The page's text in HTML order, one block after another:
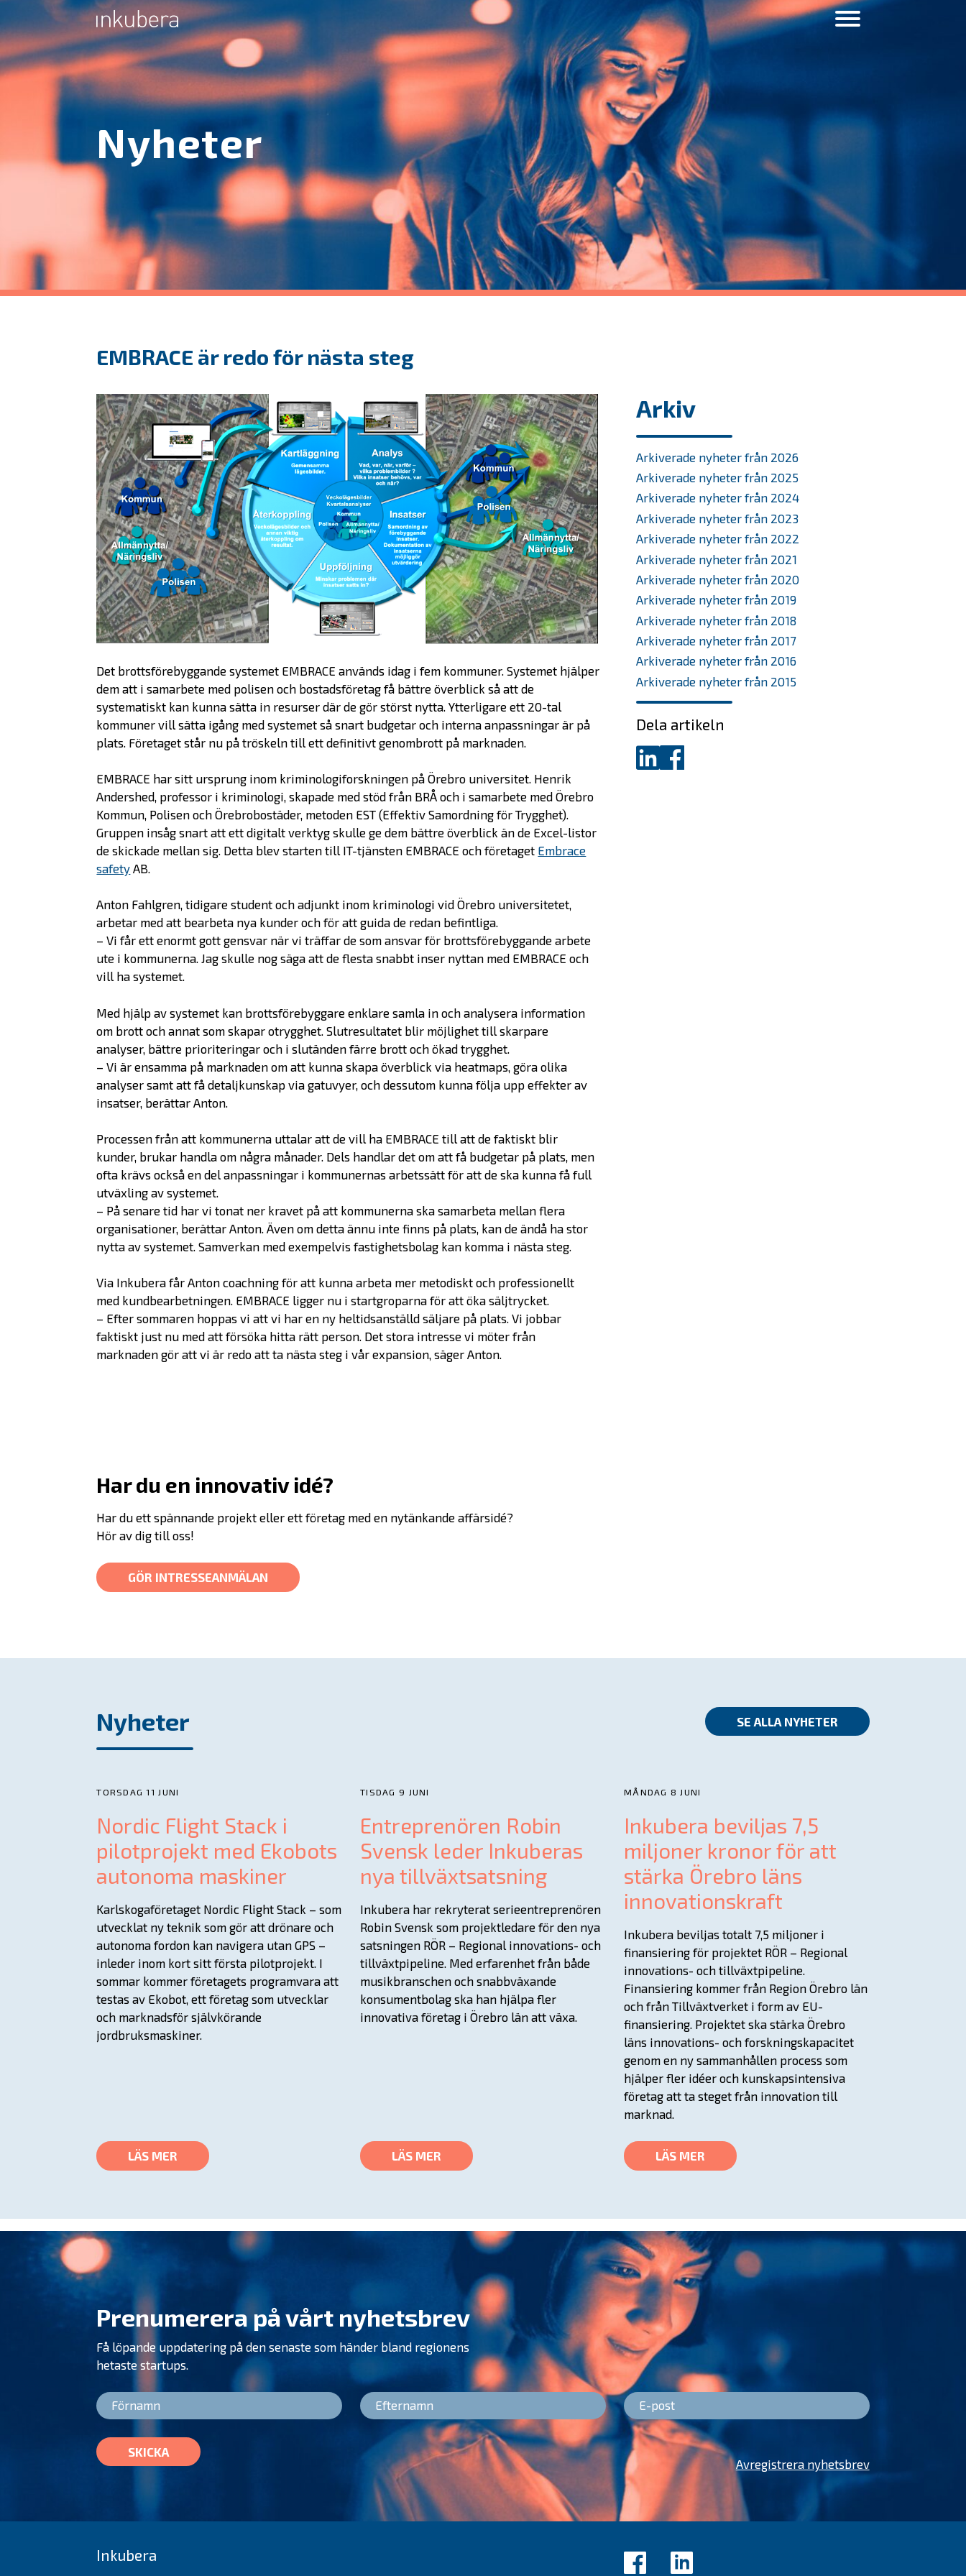
Erbjudande
Prepare
Startup
Startup Life Science
Scaleup
Om oss
Bolagen
Alumner
Nyheter
EMBRACE är redo för nästa steg
Det brottsförebyggande systemet EMBRACE används idag i fem kommuner. Systemet hjälper
dem att i samarbete med polisen och bostadsföretag få bättre överblick så att de
systematiskt kan kunna sätta in resurser där de gör störst nytta. Ytterligare ett 20-tal
kommuner vill sätta igång med systemet så snart budgetar och interna anpassningar är på
plats. Företaget står nu på tröskeln till ett definitivt genombrott på marknaden.
EMBRACE har sitt ursprung inom kriminologiforskningen på Örebro universitet. Henrik
Andershed, professor i kriminologi, skapade med stöd från BRÅ och i samarbete med Örebro
Kommun, Polisen och Örebrobostäder, metoden EST (Effektiv Samordning för Trygghet).
Gruppen insåg snart att ett digitalt verktyg skulle ge dem bättre överblick än de Excel-listor
de skickade mellan sig. Detta blev starten till IT-tjänsten EMBRACE och företaget Embrace
safety AB.
Anton Fahlgren, tidigare student och adjunkt inom kriminologi vid Örebro universitetet,
arbetar med att bearbeta nya kunder och för att guida de redan befintliga.
– Vi får ett enormt gott gensvar när vi träffar de som ansvar för brottsförebyggande arbete
ute i kommunerna. Jag skulle nog säga att de flesta snabbt inser nyttan med EMBRACE och
vill ha systemet.
Med hjälp av systemet kan brottsförebyggare enklare samla in och analysera information
om brott och annat som skapar otrygghet. Slutresultatet blir möjlighet till skarpare
analyser, bättre prioriteringar och i slutänden färre brott och ökad trygghet.
– Vi är ensamma på marknaden om att kunna skapa överblick via heatmaps, göra olika
analyser samt att få detaljkunskap via gatuvyer, och dessutom kunna följa upp effekter av
insatser, berättar Anton.
Processen från att kommunerna uttalar att de vill ha EMBRACE till att de faktiskt blir
kunder, brukar handla om några månader. Dels handlar det om att få budgetar på plats, men
ofta krävs också en del anpassningar i kommunernas arbetssätt för att de ska kunna få full
utväxling av systemet.
– På senare tid har vi tonat ner kravet på att kommunerna ska samarbeta mellan flera
organisationer, berättar Anton. Även om detta ännu inte finns på plats, kan de ändå ha stor
nytta av systemet. Samverkan med exempelvis fastighetsbolag kan komma i nästa steg.
Via Inkubera får Anton coachning för att kunna arbeta mer metodiskt och professionellt
med kundbearbetningen. EMBRACE ligger nu i startgroparna för att öka säljtrycket.
– Efter sommaren hoppas vi att vi har en ny heltidsanställd säljare på plats. Vi jobbar
faktiskt just nu med att försöka hitta rätt person. Det stora intresse vi möter från
marknaden gör att vi är redo att ta nästa steg i vår expansion, säger Anton.
Har du en innovativ idé?
Har du ett spännande projekt eller ett företag med en nytänkande affärsidé?
Hör av dig till oss!
GÖR INTRESSEANMÄLAN
Arkiv
Arkiverade nyheter från 2026
Arkiverade nyheter från 2025
Arkiverade nyheter från 2024
Arkiverade nyheter från 2023
Arkiverade nyheter från 2022
Arkiverade nyheter från 2021
Arkiverade nyheter från 2020
Arkiverade nyheter från 2019
Arkiverade nyheter från 2018
Arkiverade nyheter från 2017
Arkiverade nyheter från 2016
Arkiverade nyheter från 2015
Dela artikeln
Dela
på
Dela
på
Nyheter SE ALLA NYHETER
TORSDAG 11 JUNI
Nordic Flight Stack i
pilotprojekt med Ekobots
autonoma maskiner
Karlskogaföretaget Nordic Flight Stack – som
utvecklat ny teknik som gör att drönare och
autonoma fordon kan navigera utan GPS –
inleder inom kort sitt första pilotprojekt. I
sommar kommer företagets programvara att
testas av Ekobot, ett företag som utvecklar
och marknadsför självkörande
jordbruksmaskiner.
LÄS MER
TISDAG 9 JUNI
Entreprenören Robin
Svensk leder Inkuberas
nya tillväxtsatsning
Inkubera har rekryterat serieentreprenören
Robin Svensk som projektledare för den nya
satsningen RÖR – Regional innovations- och
tillväxtpipeline. Med erfarenhet från både
musikbranschen och snabbväxande
konsumentbolag ska han hjälpa fler
innovativa företag i Örebro län att växa.
LÄS MER
MÅNDAG 8 JUNI
Inkubera beviljas 7,5
miljoner kronor för att
stärka Örebro läns
innovationskraft
Inkubera beviljas totalt 7,5 miljoner i
finansiering för projektet RÖR – Regional
innovations- och tillväxtpipeline.
Finansiering kommer från Region Örebro län
och från Tillväxtverket i form av EU-
finansiering. Projektet ska stärka Örebro
läns innovations- och forskningskapacitet
genom en ny sammanhållen process som
hjälper fler idéer och kunskapsintensiva
företag att ta steget från innovation till
marknad.
LÄS MER
Prenumerera på vårt nyhetsbrev
Få löpande uppdatering på den senaste som händer bland regionens
hetaste startups.
SKICKA
Avregistrera nyhetsbrev
Inkubera